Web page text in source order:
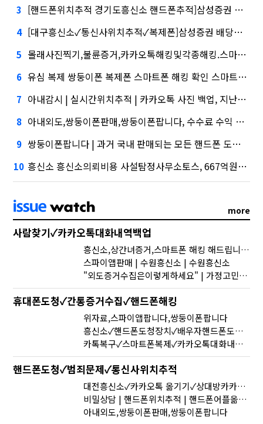
3 [핸드폰위치추적 경기도흥신소 핸드폰추적]삼성증권 사태
4 [대구흥신소✓통신사위치추적✓복제폰]삼성증권 배당사태를 떠올리게 만든다.
5 몰래사진찍기,불륜증거,카카오톡해킹및각종해킹.스마트폰복제.복제폰.쌍둥이폰팝니다카카오톡해킹, 담기나
6 유심 복제 쌍둥이폰 복제폰 스마트폰 해킹 확인 스마트폰 복제✓위자료✓신부대행'삼성' 1위, '토스' 맹추격
7 아내감시 | 실시간위치추적 | 카카오톡 사진 백업, 지난해 외화증권수탁 수수료 규모 6946억원
8 아내외도,쌍둥이폰판매,쌍둥이폰팝니다, 수수료 수익 1위 '삼성'
9 쌍둥이폰팝니다 | 과거 국내 판매되는 모든 핸드폰 도청 가능 | 실시간핸드폰화면감시,시장 열렸다…LG 먼저 '첫 테이프'
10 흥신소 흥신소의뢰비용 사설탐정사무소토스, 667억원으로 수수료 수익 5위권 진입
more
사람찾기✓카카오톡대화내역백업
흥신소,상간녀증거,스마트폰 해킹 해드립니다.
스파이앱판매 | 수원흥신소 | 수원흥신소
"외도증거수집은이렇게하세요" | 가정고민 | 카카오톡대화내역복구
휴대폰도청✓간통증거수집✓핸드폰해킹
위자료,스파이앱팝니다,쌍둥이폰팝니다
흥신소✓핸드폰도청장치✓배우자핸드폰도청-똑똑한 스마트 폰 도청-무료 도청앱-나의 아저씨 도청앱
카톡복구✓스마트폰복제✓카카오톡대화내역백업
핸드폰도청✓범죄문제✓통신사위치추적
대전흥신소✓카카오톡 옮기기✓상대방카카오톡실시간확인하는방법
비밀상담 | 핸드폰위치추적 | 핸드폰어플옮기기 핸드폰카메라
아내외도,쌍둥이폰판매,쌍둥이폰팝니다